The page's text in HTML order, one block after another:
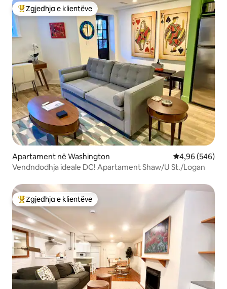
Më të mirat e zgjedhjeve të klientëve
Zgjedhja e klientëve
Apartament në Washington Vlerësimi
4,96 (546)
Vendndodhja ideale DC! Apartament Shaw/U St./Logan
Më të mirat e zgjedhjeve të klientëve
Zgjedhja e klientëve